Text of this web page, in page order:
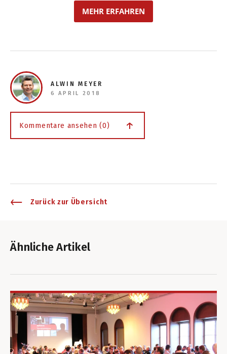
MEHR ERFAHREN
ALWIN MEYER
6 APRIL 2018
Kommentare ansehen (0)
Zurück zur Übersicht
Ähnliche Artikel